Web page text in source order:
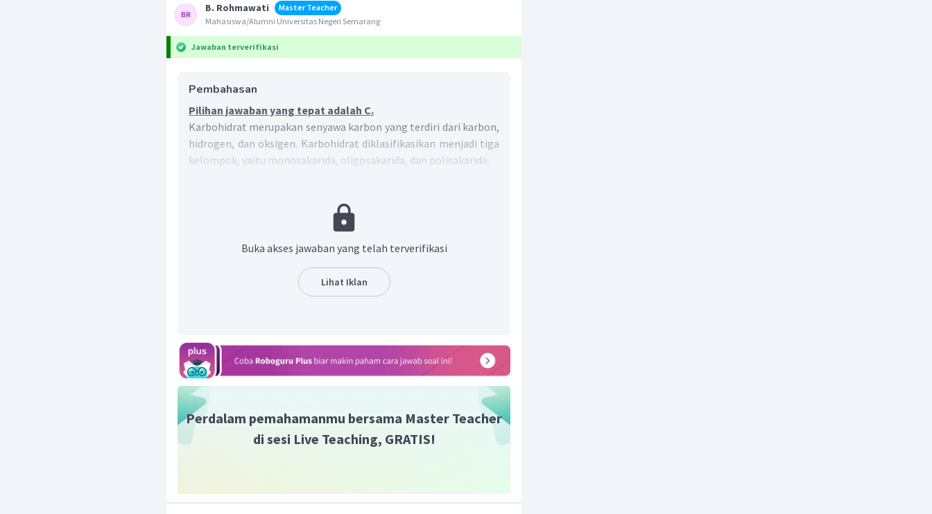
B. Rohmawati
Master Teacher
Mahasiswa/Alumni Universitas Negeri Semarang
Jawaban terverifikasi
Pembahasan
Pilihan jawaban yang tepat adalah C.
Karbohidrat merupakan senyawa karbon yang terdiri dari karbon,
hidrogen, dan oksigen. Karbohidrat diklasifikasikan menjadi tiga
kelompok, yaitu monosakarida, oligosakarida, dan polisakarida.
molekulnya hanya terdiri atas beberapa atom karbon dan
tidak dapat diuraikan dengan cara hidrolisis menjadi
Oligosakarida adalah karbohidrat yang terbentuk dari dua
atau lebih monosakarida, contohnya adalah maltosa dan
dan amilum (pati).
Jadi, yang termasuk polisakarida adalah pati.
Buka akses jawaban yang telah terverifikasi
Lihat Iklan
Perdalam pemahamanmu bersama Master Teacher
di sesi Live Teaching, GRATIS!